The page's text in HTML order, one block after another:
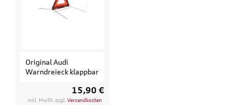
Original Audi
Warndreieck klappbar
15,90 €
inkl. MwSt. zzgl.Versandkosten